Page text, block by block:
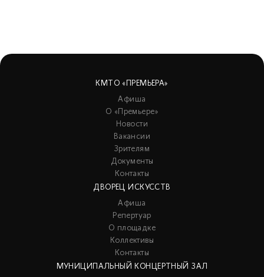
КМТО «ПРЕМЬЕРА»
Афиша
О «Премьере»
Новости
Вакансии
Зрителям
Документы
Контакты
ДВОРЕЦ ИСКУССТВ
Афиша
Репертуар
О площадке
Коллективы
Контакты
МУНИЦИПАЛЬНЫЙ КОНЦЕРТНЫЙ ЗАЛ